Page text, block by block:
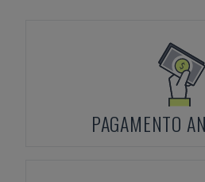
PAGAMENTO